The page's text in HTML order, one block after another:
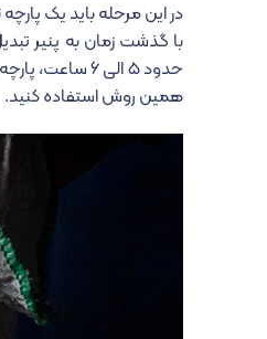
در این مرحله باید یک
با گذشت زمان به پنیر
حدود ۵ الی ۶ ساعت، پارچه را باز کنید و
همین روش استفاده کنید.